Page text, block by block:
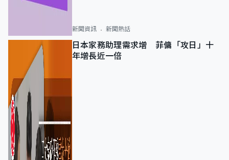
新聞資訊 新聞熱話
日本家務助理需求增 菲傭「攻日」十
年增長近一倍